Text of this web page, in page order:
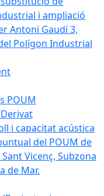
i ampliació
Antoni Gaudí 3,
Polígon Industrial
POUM
i capacitat acústica
del POUM de
Vicenç, Subzona
de Mar.